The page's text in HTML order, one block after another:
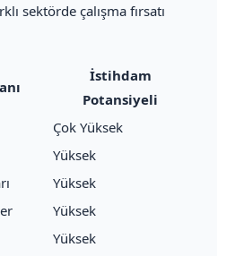
sektörde çalışma fırsatı
İstihdam
Potansiyeli
Çok Yüksek
Yüksek
Yüksek
Yüksek
Yüksek